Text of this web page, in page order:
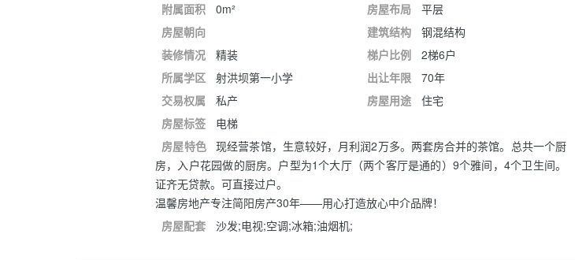
附属面积
0m² 房屋布局
平层
房屋朝向
建筑结构
钢混结构
装修情况
精装 梯户比例
2梯6户
所属学区
射洪坝第一小学 出让年限
70年
交易权属
私产 房屋用途
住宅
房屋标签
电梯
房屋特色
现经营茶馆，生意较好，月利润2万多。两套房合并的茶馆。总共一个厨
房，入户花园做的厨房。户型为1个大厅（两个客厅是通的）9个雅间，4个卫生间。
证齐无贷款。可直接过户。
温馨房地产专注简阳房产30年——用心打造放心中介品牌！
房屋配套
沙发;电视;空调;冰箱;油烟机;